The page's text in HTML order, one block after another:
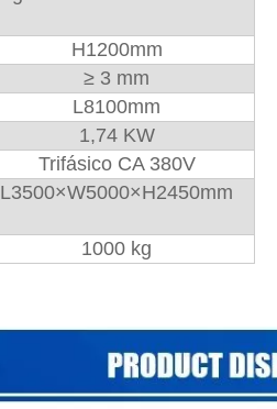
H1200mm
≥ 3 mm
L8100mm
1,74 KW
Trifásico CA 380V
L3500×W5000×H2450mm
1000 kg